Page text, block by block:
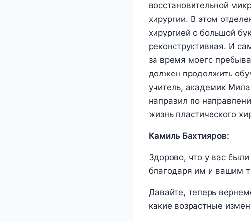
восстановительной
хирургии. В этом
хирургией с большой
реконструктивная. И
за время моего
должен продолжить
учитель, академик
направил по
жизнь пластического
Камиль Бахтияров:
Здорово, что у вас
благодаря им и вашим
Давайте, теперь
какие возрастные